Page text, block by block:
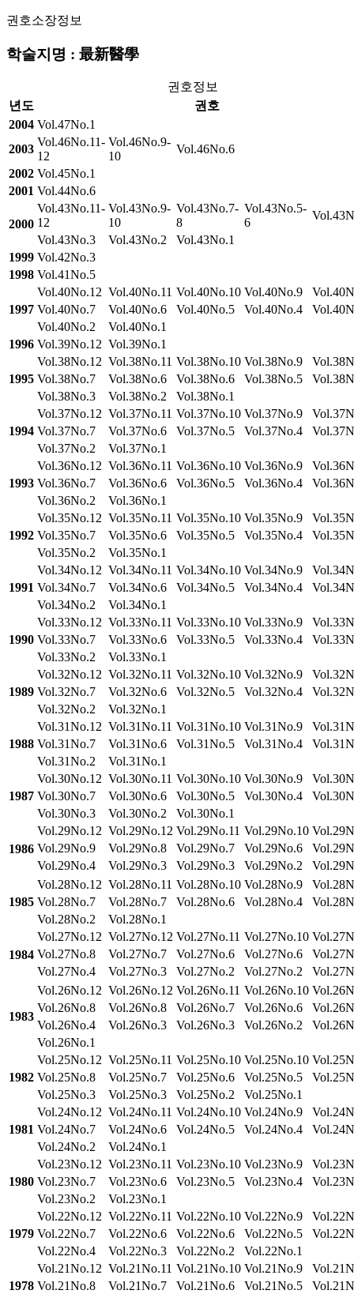
권호소장정보
학술지명 : 最新醫學
권호정보
년도
권호
2004 Vol.47No.1
2003
Vol.46No.11-
12
Vol.46No.9-
10
Vol.46No.6
2002 Vol.45No.1
2001 Vol.44No.6
2000
Vol.43No.11-
12
Vol.43No.9-
10
Vol.43No.7-
8
Vol.43No.5-
6
Vol.43No.3
Vol.43No.2
Vol.43No.1
1999 Vol.42No.3
1998 Vol.41No.5
1997
Vol.40No.12 Vol.40No.11 Vol.40No.10 Vol.40No.9
Vol.40No.7
Vol.40No.6 Vol.40No.5 Vol.40No.4
Vol.40No.2
Vol.40No.1
1996 Vol.39No.12 Vol.39No.1
1995
Vol.38No.12 Vol.38No.11 Vol.38No.10 Vol.38No.9
Vol.38No.7
Vol.38No.6 Vol.38No.6 Vol.38No.5
Vol.38No.3
Vol.38No.2 Vol.38No.1
1994
Vol.37No.12 Vol.37No.11 Vol.37No.10 Vol.37No.9
Vol.37No.7
Vol.37No.6 Vol.37No.5 Vol.37No.4
Vol.37No.2
Vol.37No.1
1993
Vol.36No.12 Vol.36No.11 Vol.36No.10 Vol.36No.9
Vol.36No.7
Vol.36No.6 Vol.36No.5 Vol.36No.4
Vol.36No.2
Vol.36No.1
1992
Vol.35No.12 Vol.35No.11 Vol.35No.10 Vol.35No.9
Vol.35No.7
Vol.35No.6 Vol.35No.5 Vol.35No.4
Vol.35No.2
Vol.35No.1
1991
Vol.34No.12 Vol.34No.11 Vol.34No.10 Vol.34No.9
Vol.34No.7
Vol.34No.6 Vol.34No.5 Vol.34No.4
Vol.34No.2
Vol.34No.1
1990
Vol.33No.12 Vol.33No.11 Vol.33No.10 Vol.33No.9
Vol.33No.7
Vol.33No.6 Vol.33No.5 Vol.33No.4
Vol.33No.2
Vol.33No.1
1989
Vol.32No.12 Vol.32No.11 Vol.32No.10 Vol.32No.9
Vol.32No.7
Vol.32No.6 Vol.32No.5 Vol.32No.4
Vol.32No.2
Vol.32No.1
1988
Vol.31No.12 Vol.31No.11 Vol.31No.10 Vol.31No.9
Vol.31No.7
Vol.31No.6 Vol.31No.5 Vol.31No.4
Vol.31No.2
Vol.31No.1
1987
Vol.30No.12 Vol.30No.11 Vol.30No.10 Vol.30No.9
Vol.30No.7
Vol.30No.6 Vol.30No.5 Vol.30No.4
Vol.30No.3
Vol.30No.2 Vol.30No.1
1986
Vol.29No.12 Vol.29No.12 Vol.29No.11 Vol.29No.10
Vol.29No.9
Vol.29No.8 Vol.29No.7 Vol.29No.6
Vol.29No.4
Vol.29No.3 Vol.29No.3 Vol.29No.2
1985
Vol.28No.12 Vol.28No.11 Vol.28No.10 Vol.28No.9
Vol.28No.7
Vol.28No.7 Vol.28No.6 Vol.28No.4
Vol.28No.2
Vol.28No.1
1984
Vol.27No.12 Vol.27No.12 Vol.27No.11 Vol.27No.10
Vol.27No.8
Vol.27No.7 Vol.27No.6 Vol.27No.6
Vol.27No.4
Vol.27No.3 Vol.27No.2 Vol.27No.2
1983
Vol.26No.12 Vol.26No.12 Vol.26No.11 Vol.26No.10
Vol.26No.8
Vol.26No.8 Vol.26No.7 Vol.26No.6
Vol.26No.4
Vol.26No.3 Vol.26No.3 Vol.26No.2
Vol.26No.1
1982
Vol.25No.12 Vol.25No.11 Vol.25No.10 Vol.25No.10
Vol.25No.8
Vol.25No.7 Vol.25No.6 Vol.25No.5
Vol.25No.3
Vol.25No.3 Vol.25No.2 Vol.25No.1
1981
Vol.24No.12 Vol.24No.11 Vol.24No.10 Vol.24No.9
Vol.24No.7
Vol.24No.6 Vol.24No.5 Vol.24No.4
Vol.24No.2
Vol.24No.1
1980
Vol.23No.12 Vol.23No.11 Vol.23No.10 Vol.23No.9
Vol.23No.7
Vol.23No.6 Vol.23No.5 Vol.23No.4
Vol.23No.2
Vol.23No.1
1979
Vol.22No.12 Vol.22No.11 Vol.22No.10 Vol.22No.9
Vol.22No.7
Vol.22No.6 Vol.22No.6 Vol.22No.5
Vol.22No.4
Vol.22No.3 Vol.22No.2 Vol.22No.1
1978
Vol.21No.12 Vol.21No.11 Vol.21No.10 Vol.21No.9
Vol.21No.8
Vol.21No.7 Vol.21No.6 Vol.21No.5